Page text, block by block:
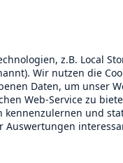
Pipeline
Erdgasleitungen.
Herstellung und
sichergestellt
eine
haben